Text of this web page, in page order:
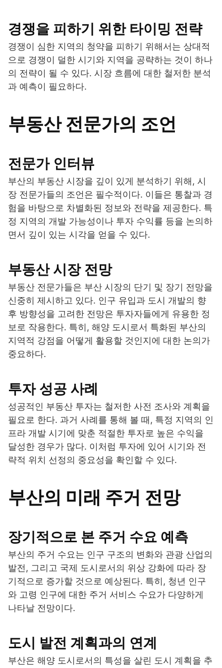
경쟁을 피하기 위한 타이밍 전략
경쟁이 심한 지역의 청약을 피하기 위해서는 상대적
으로 경쟁이 덜한 시기와 지역을 공략하는 것이 하나
의 전략이 될 수 있다. 시장 흐름에 대한 철저한 분석
과 예측이 필요하다.
부동산 전문가의 조언
전문가 인터뷰
부산의 부동산 시장을 깊이 있게 분석하기 위해, 시
장 전문가들의 조언은 필수적이다. 이들은 통찰과 경
험을 바탕으로 차별화된 정보와 전략을 제공한다. 특
정 지역의 개발 가능성이나 투자 수익률 등을 논의하
면서 깊이 있는 시각을 얻을 수 있다.
부동산 시장 전망
부동산 전문가들은 부산 시장의 단기 및 장기 전망을
신중히 제시하고 있다. 인구 유입과 도시 개발의 향
후 방향성을 고려한 전망은 투자자들에게 유용한 정
보로 작용한다. 특히, 해양 도시로서 특화된 부산의
지역적 강점을 어떻게 활용할 것인지에 대한 논의가
중요하다.
투자 성공 사례
성공적인 부동산 투자는 철저한 사전 조사와 계획을
필요로 한다. 과거 사례를 통해 볼 때, 특정 지역의 인
프라 개발 시기에 맞춘 적절한 투자로 높은 수익을
달성한 경우가 많다. 이처럼 투자에 있어 시기와 전
략적 위치 선정의 중요성을 확인할 수 있다.
부산의 미래 주거 전망
장기적으로 본 주거 수요 예측
부산의 주거 수요는 인구 구조의 변화와 관광 산업의
발전, 그리고 국제 도시로서의 위상 강화에 따라 장
기적으로 증가할 것으로 예상된다. 특히, 청년 인구
와 고령 인구에 대한 주거 서비스 수요가 다양하게
나타날 전망이다.
도시 발전 계획과의 연계
부산은 해양 도시로서의 특성을 살린 도시 계획을 추